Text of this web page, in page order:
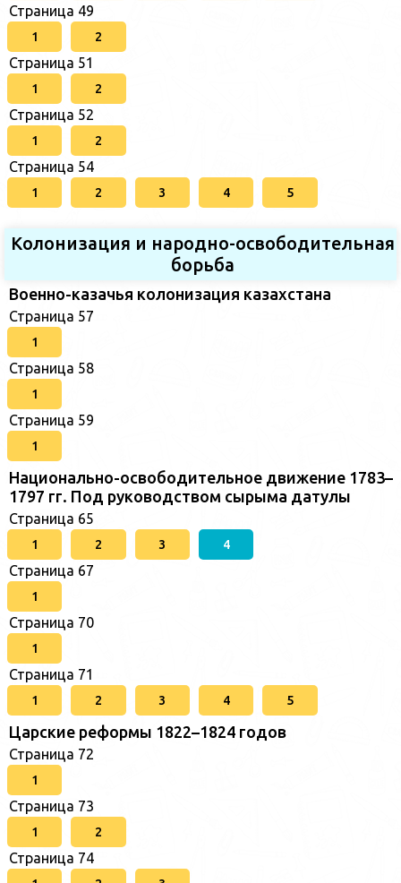
Страница 49
1 2
Страница 51
1 2
Страница 52
1 2
Страница 54
1 2 3 4 5
Колонизация и народно-освободительная
борьба
Военно-казачья колонизация казахстана
Страница 57
1
Страница 58
1
Страница 59
1
Национально-освободительное движение 1783–
1797 гг. Под руководством сырыма датулы
Страница 65
1 2 3 4
Страница 67
1
Страница 70
1
Страница 71
1 2 3 4 5
Царские реформы 1822–1824 годов
Страница 72
1
Страница 73
1 2
Страница 74